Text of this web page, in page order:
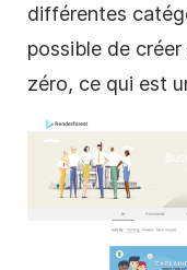
différentes
possible de
zéro, ce qui est